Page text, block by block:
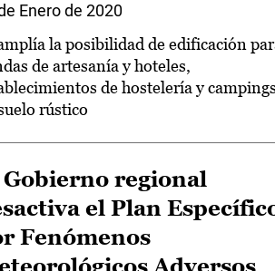
Enero de 2020
la posibilidad de edificación
de artesanía y hoteles,
de hostelería y campings
rústico
Gobierno regional
el Plan
Fenómenos
Adversos